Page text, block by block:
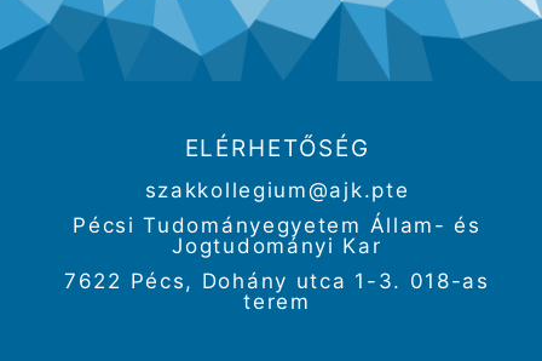
ELÉRHETŐSÉG
szakkollegium@ajk.pte
Pécsi Tudományegyetem Állam- és
Jogtudományi Kar
7622 Pécs, Dohány utca 1-3. 018-as
terem